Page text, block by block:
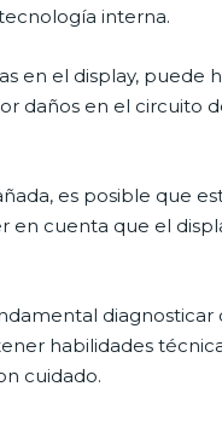
interna.
en el display, puede
daños en el circuito
es posible que
en cuenta que el
habilidades
cuidado.